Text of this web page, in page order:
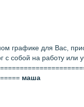
графике для Вас,
собой на работу или
маша